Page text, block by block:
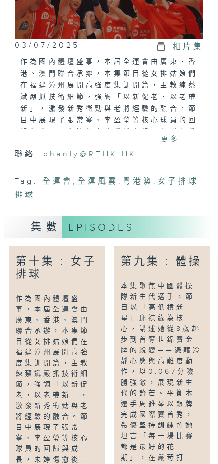
03/07/2025 相片集
作為國內體壇盛事，本屆全運會由廣東、香
港、澳門聯合承辦，本集節目從女排姑娘們
在福建漳州展開高強度集訓開篇，主教練蔡
斌嚴抓技術細節，強調「以新促老，以老帶
新」，激發新秀衝勁與老將經驗的融合。節
目中展現了張常寧、李盈瑩等核心球員的回
燃默契；吳夢潔等00後新星加練苦戰，用
汗水追趕隊伍節奏。隊伍在澳門站、香港站
絕地反擊，以頑強意志詮釋中國女排精神。
節目中還展望了天津、江蘇等省隊的全運爭
翔宇等明星陣容。隨著朱婷領銜河南隊蓄勢
待發，全運會賽場即將見證新一代女排的拼
盡全力，永不言棄。」期待女將們在2025
年全運會上綻放光芒。
更多...
聯絡: chanly@RTHK.HK
Tag: 全運會 , 全運風雲 , 粵港澳 , 女子排球 ,
排球
集數 EPISODES
第十集 : 女子
排球
作為國內體壇盛
事，本屆全運會由
廣東、香港、澳門
聯合承辦，本集節
目從女排姑娘們在
福建漳州展開高強
度集訓開篇，主教
練蔡斌嚴抓技術細
節，強調「以新促
老，以老帶新」，
激發新秀衝勁與老
將經驗的融合。節
目中展現了張常
寧、李盈瑩等核心
球員的回歸與成
長，朱婷傷愈後...
第九集 : 體操
本集聚焦中國體操
隊新生代選手，節
目以「高低槓新
星」邱祺緣為核
心，講述她從8歲起
步到首奪世錦賽金
牌的蛻變——憑藉冷
靜心態與高難度動
作，以0.067分險
勝強敵，展現新生
代的鋒芒。平衡木
選手周雅琴以銀牌
完成國際賽首秀，
帶傷堅持訓練的她
坦言「每一場比賽
都是最好的花
期」，在嚴苛打...